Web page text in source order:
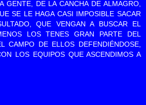
GENTE, DE LA CANCHA DE ALMAGRO,
SE LE HAGA CASI IMPOSIBLE SACAR
QUE VENGAN A BUSCAR EL
LOS TENES GRAN PARTE DEL
CAMPO DE ELLOS DEFENDIÉNDOSE,
LOS EQUIPOS QUE ASCENDIMOS A